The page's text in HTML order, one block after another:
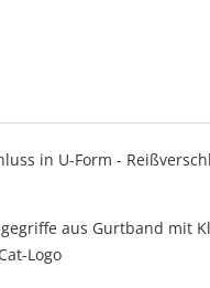
in U-Form -
aus Gurtband mit
Logo